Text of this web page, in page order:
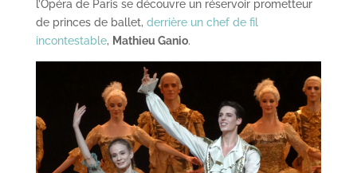
l’Opéra de Paris se découvre un réservoir prometteur
de princes de ballet, derrière un chef de fil
incontestable, Mathieu Ganio.